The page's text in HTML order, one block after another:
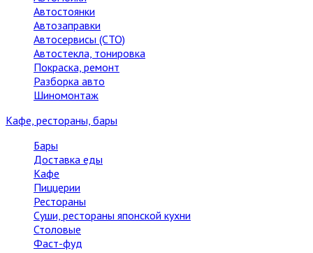
Автостоянки
Автозаправки
Автосервисы (СТО)
Автостекла, тонировка
Покраска, ремонт
Разборка авто
Шиномонтаж
Кафе, рестораны, бары
Бары
Доставка еды
Кафе
Пиццерии
Рестораны
Суши, рестораны японской кухни
Столовые
Фаст-фуд